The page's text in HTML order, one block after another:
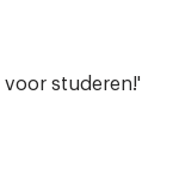
studeren!'